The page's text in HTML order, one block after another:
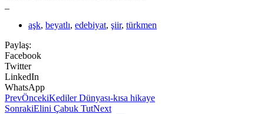
aşk, beyatlı, edebiyat, şiir, türkmen
Paylaş:
Facebook
Twitter
LinkedIn
WhatsApp
PrevÖncekiKediler Dünyası-kısa hikaye
SonrakiElini Çabuk TutNext